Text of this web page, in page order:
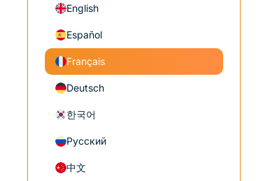
English
Español
Français
Deutsch
한국어
Русский
中文